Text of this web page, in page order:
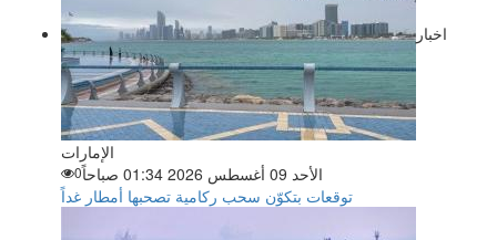
اخبار
الإمارات
الأحد 09 أغسطس 2026 01:34 صباحاً
0
توقعات بتكوّن سحب ركامية تصحبها أمطار غداً